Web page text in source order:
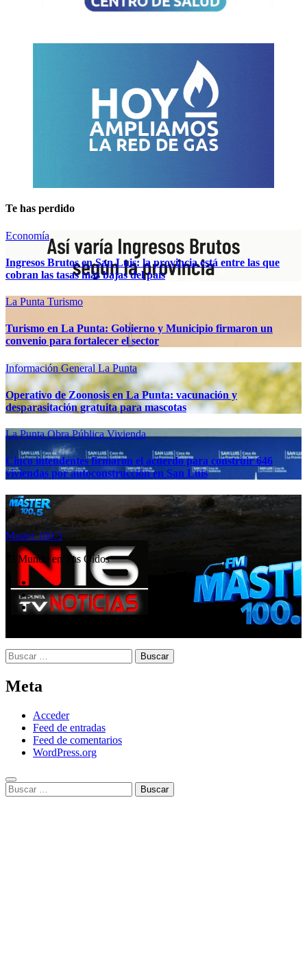
Te has perdido
Economía
Ingresos Brutos en San Luis: la provincia está entre las que
cobran las tasas más bajas del país
La Punta Turismo
Turismo en La Punta: Gobierno y Municipio firmaron un
convenio para fortalecer el sector
Información GeneralLa Punta
Operativo de Zoonosis en La Punta: vacunación y
desparasitación gratuita para mascotas
La PuntaObra PúblicaVivienda
Cinco intendentes firmaron el acuerdo para construir 646
viviendas por autoconstrucción en San Luis
Master 100.5
El Mundo en Tus Oídos
Buscar:
Meta
Acceder
Feed de entradas
Feed de comentarios
WordPress.org
Buscar: